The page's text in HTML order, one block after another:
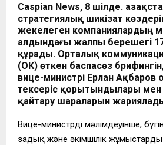
Caspian News, 8 шілде.
стратегиялық шикізат
жекелеген компаниялардың
алдындағы жалпы берешегі
құрады. Орталық
(ОКҚ) өткен баспасөз
вице-министрі Ерлан Ақбаров
тексеріс қорытындылары
қайтару шараларын
Вице-министрдің мәлімдеуінше,
заңдық және әкімшілік